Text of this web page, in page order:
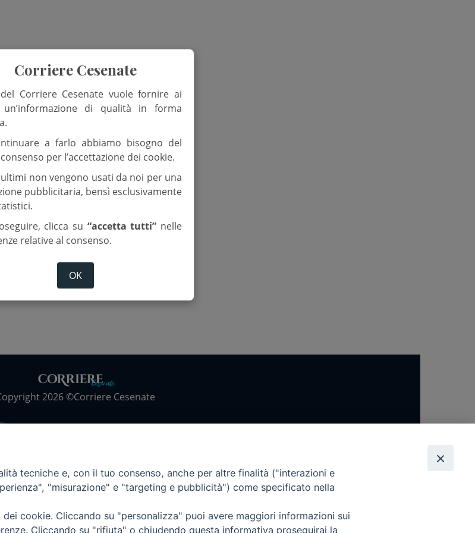
2026 ©Corriere Cesenate
Corriere Cesenate
Corriere Cesenate vuole fornire ai
di qualità in forma
a farlo abbiamo bisogno del
per l’accettazione dei cookie.
non vengono usati da noi per una
pubblicitaria, bensì esclusivamente
clicca su “accetta tutti” nelle
relative al consenso.
OK
tecniche e, con il tuo consenso, anche per altre finalità ("interazioni e
"misurazione" e "targeting e pubblicità") come specificato nella
cookie. Cliccando su "personalizza" puoi avere maggiori informazioni sui
Cliccando su "rifiuta" o chiudendo questa informativa proseguirai la